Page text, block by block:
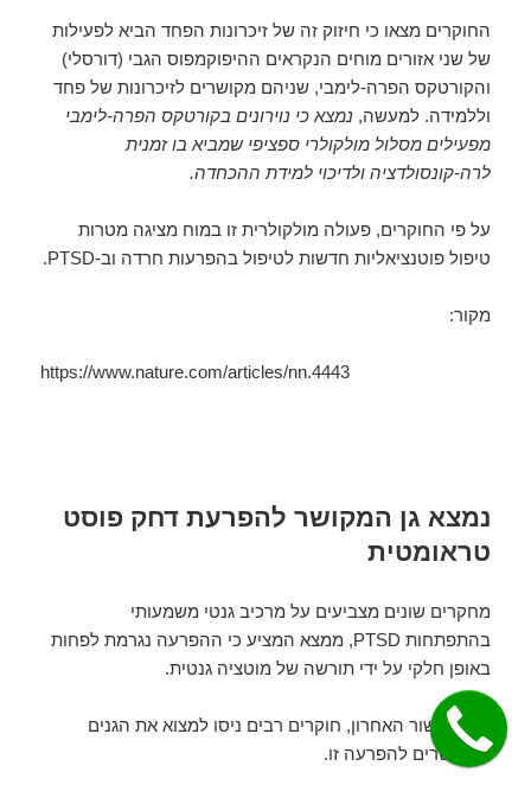
החוקרים מצאו כי חיזוק זה של זיכרונות הפחד הביא לפעילות
של שני אזורים מוחים הנקראים ההיפוקמפוס הגבי (דורסלי)
והקורטקס הפרה-לימבי, שניהם מקושרים לזיכרונות של פחד
וללמידה.למעשה, נמצא כי נוירונים בקורטקס הפרה-לימבי
מפעילים מסלול מולקולרי ספציפי שמביא בו זמנית
לרה-קונסולדציה ולדיכוי למידת ההכחדה.
על פי החוקרים, פעולה מולקולרית זו במוח מציגה מטרות
טיפול פוטנציאליות חדשות לטיפול בהפרעות חרדה וב-PTSD.
מקור:
https://www.nature.com/articles/nn.4443
נמצא גן המקושר להפרעת דחק פוסט
טראומטית
מחקרים שונים מצביעים על מרכיב גנטי משמעותי
בהתפתחות PTSD, ממצא המציע כי ההפרעה נגרמת לפחות
באופן חלקי על ידי תורשה של מוטציה גנטית.
לכן, בעשור האחרון, חוקרים רבים ניסו למצוא את הגנים
המקושרים להפרעה זו.